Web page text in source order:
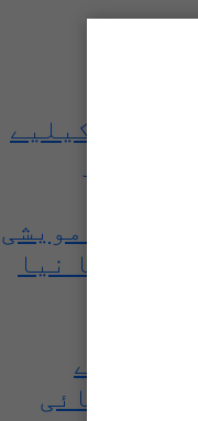
سبسڈی کے 2 ہزار روپے کیلیے
کار
سے بڑی مویشی
سال کیا نیا
ٹکر سے
سوار 2 نوجوان بھائی